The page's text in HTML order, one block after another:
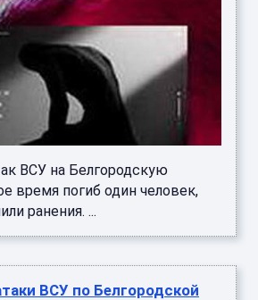
ВСУ на Белгородскую
время погиб один человек,
ранения. ...
ВСУ по Белгородской